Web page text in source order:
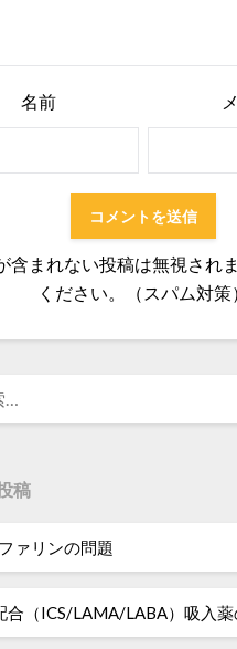
名前
含まれない投稿は無視され
ください。（スパム対策
稿
ァリンの問題
合（ICS/LAMA/LABA）吸入薬